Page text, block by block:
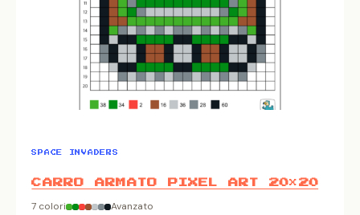
SPACE INVADERS
CARRO ARMATO PIXEL ART 20×20
7 colori Avanzato